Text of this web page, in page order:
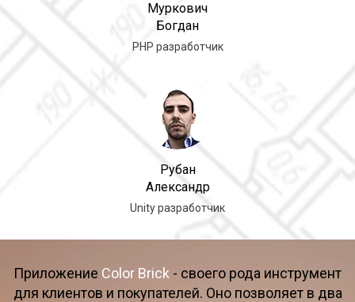
Муркович
Богдан
PHP разработчик
Рубан
Александр
Unity разработчик
Приложение Color Brick - своего рода инструмент
для клиентов и покупателей. Оно позволяет в два